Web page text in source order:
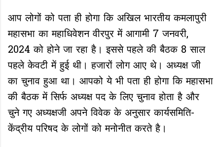
आप लोगों को पता ही होगा कि अखिल भारतीय कमलापुरी
महासभा का महाधिवेशन वीरपुर में आगामी 7 जनवरी,
2024 को होने जा रहा है। इससे पहले की बैठक 8 साल
पहले केवटी में हुई थी। हजारों लोग आए थे। अध्यक्ष जी
का चुनाव हुआ था। आपको ये भी पता ही होगा कि महासभा
की बैठक में सिर्फ अध्यक्ष पद के लिए चुनाव होता है और
चुने गए अध्यक्षजी अपने विवेक के अनुसार कार्यसमिति-
केंद्रीय परिषद के लोगों को मनोनीत करते है।